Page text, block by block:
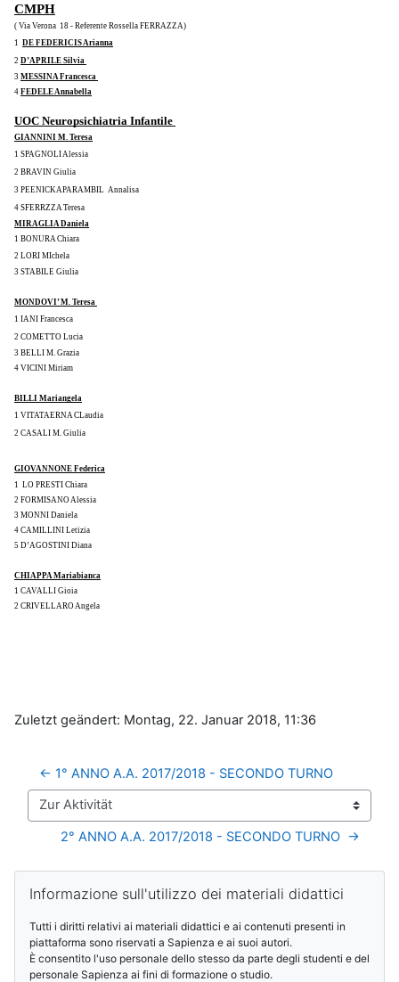
CMPH
( Via Verona  18 - Referente Rossella FERRAZZA)
1 DE FEDERICIS Arianna
2 D’APRILE Silvia
3 MESSINA Francesca
4 FEDELE Annabella
UOC Neuropsichiatria Infantile
GIANNINI M. Teresa
1 SPAGNOLI Alessia
2 BRAVIN Giulia
3 PEENICKAPARAMBIL  Annalisa
4 SFERRZZA Teresa
MIRAGLIA Daniela
1 BONURA Chiara
2 LORI MIchela
3 STABILE Giulia
MONDOVI’ M. Teresa
1 IANI Francesca
2 COMETTO Lucia
3 BELLI M. Grazia
4 VICINI Miriam
BILLI Mariangela
1 VITATAERNA CLaudia
2 CASALI M. Giulia
GIOVANNONE Federica
1  LO PRESTI Chiara
2 FORMISANO Alessia
3 MONNI Daniela
4 CAMILLINI Letizia
5 D’AGOSTINI Diana
CHIAPPA Mariabianca
1 CAVALLI Gioia
2 CRIVELLARO Angela
Zuletzt geändert: Montag, 22. Januar 2018, 11:36
← 1° ANNO A.A. 2017/2018 - SECONDO TURNO
Zur Aktivität
2° ANNO A.A. 2017/2018 - SECONDO TURNO  →
Blöcke
Informazione sull'utilizzo dei materiali didattici
Tutti i diritti relativi ai materiali didattici e ai contenuti presenti in
piattaforma sono riservati a Sapienza e ai suoi autori.
È consentito l'uso personale dello stesso da parte degli studenti e del
personale Sapienza ai fini di formazione o studio.